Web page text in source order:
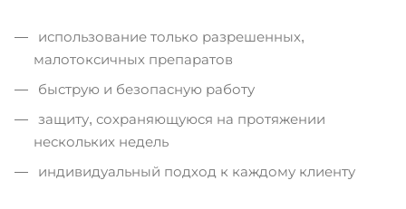
использование только разрешенных,
малотоксичных препаратов
быструю и безопасную работу
защиту, сохраняющуюся на протяжении
нескольких недель
индивидуальный подход к каждому клиенту